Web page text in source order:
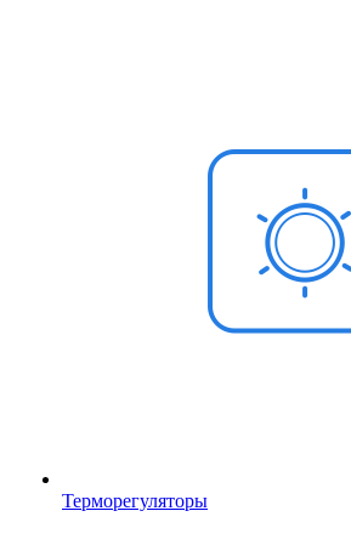
Терморегуляторы